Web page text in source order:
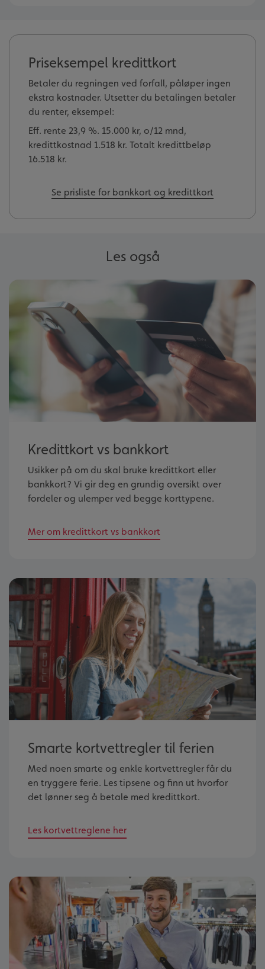
Priseksempel kredittkort
Betaler du regningen ved forfall, påløper ingen
ekstra kostnader. Utsetter du betalingen betaler
du renter, eksempel:
Eff. rente 23,9 %. 15.000 kr, o/12 mnd,
kredittkostnad 1.518 kr. Totalt kredittbeløp
16.518 kr.
Se prisliste for bankkort og kredittkort
Les også
Kredittkort vs bankkort
Usikker på om du skal bruke kredittkort eller
bankkort? Vi gir deg en grundig oversikt over
fordeler og ulemper ved begge korttypene.
Mer om kredittkort vs bankkort
Smarte kortvettregler til ferien
Med noen smarte og enkle kortvettregler får du
en tryggere ferie. Les tipsene og finn ut hvorfor
det lønner seg å betale med kredittkort.
Les kortvettreglene her